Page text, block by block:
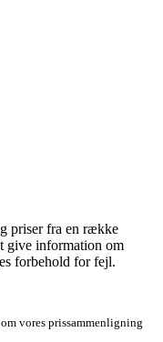
priser fra en række
give information om
forbehold for fejl.
vores prissammenligning